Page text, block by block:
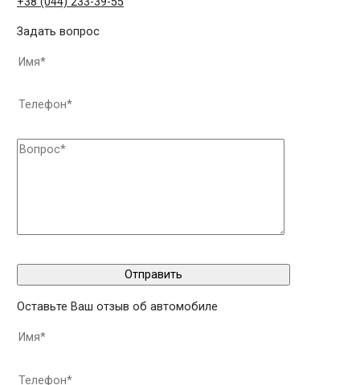
Задать вопрос
Оставьте Ваш отзыв об автомобиле